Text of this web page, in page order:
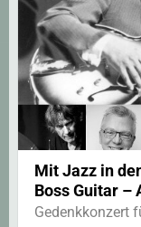
Mit Jazz in
Boss Guitar –
Gedenkkonzert